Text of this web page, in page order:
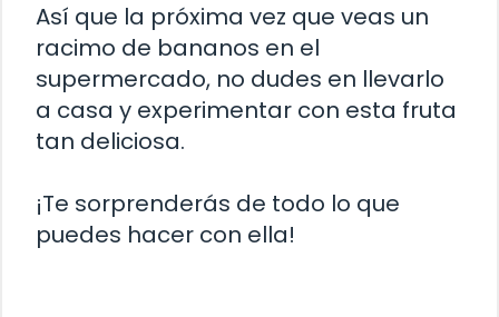
Así que la próxima vez que veas un
racimo de bananos en el
supermercado, no dudes en llevarlo
a casa y experimentar con esta fruta
tan deliciosa.
¡Te sorprenderás de todo lo que
puedes hacer con ella!